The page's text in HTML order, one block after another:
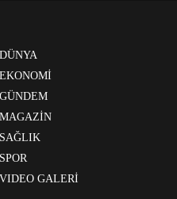
DÜNYA
EKONOMİ
GÜNDEM
MAGAZİN
SAĞLIK
SPOR
VIDEO GALERİ